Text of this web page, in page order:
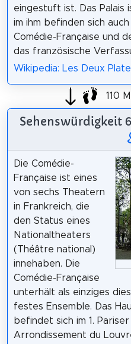
eingestuft ist. Das Palais
im ihm befinden sich
Comédie-Française und
das französische
Wikipedia: Les Deux
110
Sehenswürdigkeit
Die Comédie-
Française ist eines
von sechs Theatern
in Frankreich, die
den Status eines
Nationaltheaters
(Théâtre national)
innehaben. Die
Comédie-Française
unterhält als einziges
festes Ensemble. Das
befindet sich im 1.
Arrondissement du